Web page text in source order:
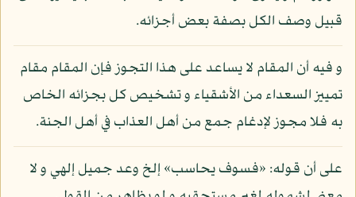
قبيل وصف الكل بصفة بعض أجزائه.
و فيه أن المقام لا يساعد على هذا التجوز فإن المقام مقام
تمييز السعداء من الأشقياء و تشخيص كل بجزائه الخاص
به فلا مجوز لإدغام جمع من أهل العذاب في أهل الجنة.
على أن قوله: «فسوف يحاسب» إلخ وعد جميل إلهي و لا